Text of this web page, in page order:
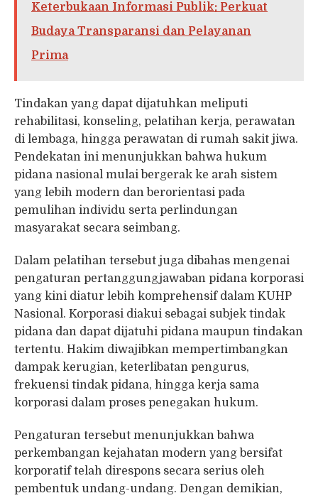
Keterbukaan Informasi Publik: Perkuat
Budaya Transparansi dan Pelayanan
Prima
Tindakan yang dapat dijatuhkan meliputi
rehabilitasi, konseling, pelatihan kerja, perawatan
di lembaga, hingga perawatan di rumah sakit jiwa.
Pendekatan ini menunjukkan bahwa hukum
pidana nasional mulai bergerak ke arah sistem
yang lebih modern dan berorientasi pada
pemulihan individu serta perlindungan
masyarakat secara seimbang.
Dalam pelatihan tersebut juga dibahas mengenai
pengaturan pertanggungjawaban pidana korporasi
yang kini diatur lebih komprehensif dalam KUHP
Nasional. Korporasi diakui sebagai subjek tindak
pidana dan dapat dijatuhi pidana maupun tindakan
tertentu. Hakim diwajibkan mempertimbangkan
dampak kerugian, keterlibatan pengurus,
frekuensi tindak pidana, hingga kerja sama
korporasi dalam proses penegakan hukum.
Pengaturan tersebut menunjukkan bahwa
perkembangan kejahatan modern yang bersifat
korporatif telah direspons secara serius oleh
pembentuk undang-undang. Dengan demikian,